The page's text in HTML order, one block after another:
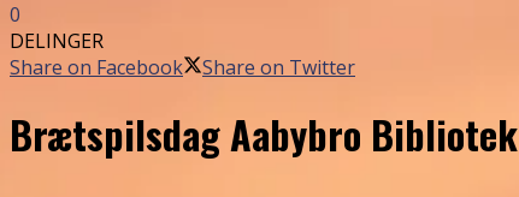
0
DELINGER
Share on Facebook
Share on Twitter
Brætspilsdag Aabybro Bibliotek